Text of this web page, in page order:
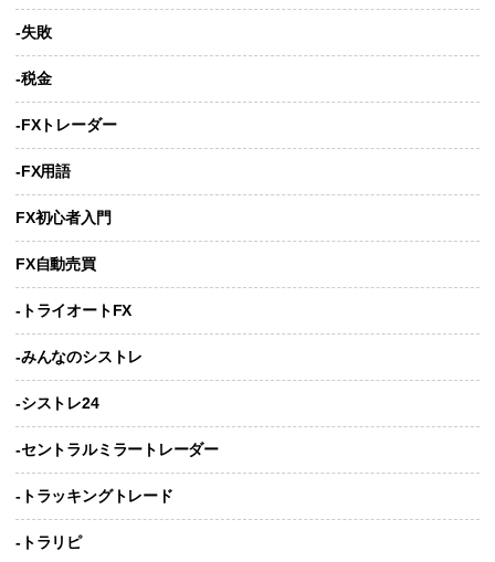
-失敗
-税金
-FXトレーダー
-FX用語
FX初心者入門
FX自動売買
-トライオートFX
-みんなのシストレ
-シストレ24
-セントラルミラートレーダー
-トラッキングトレード
-トラリピ